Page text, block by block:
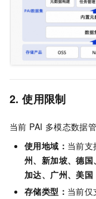
2. 使用限制
当前 PAI 多模态数据
使用地域： 当前支
州、新加坡、德
加达、广州、美
存储类型： 当前仅